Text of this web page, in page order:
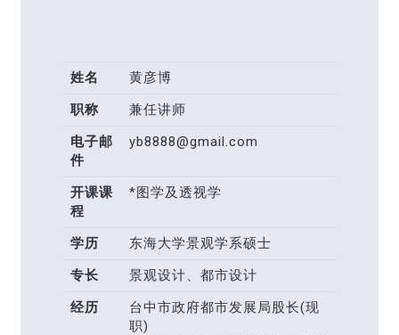
姓名
黄彦博
职称
兼任讲师
电子邮
件
yb8888@gmail.com
开课课
程
*图学及透视学
学历
东海大学景观学系硕士
专长
景观设计、都市设计
经历
台中市政府都市发展局股长(现
职)